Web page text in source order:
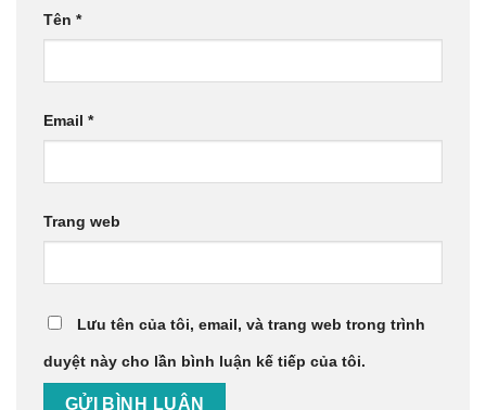
Tên *
Email *
Trang web
Lưu tên của tôi, email, và trang web trong trình
duyệt này cho lần bình luận kế tiếp của tôi.